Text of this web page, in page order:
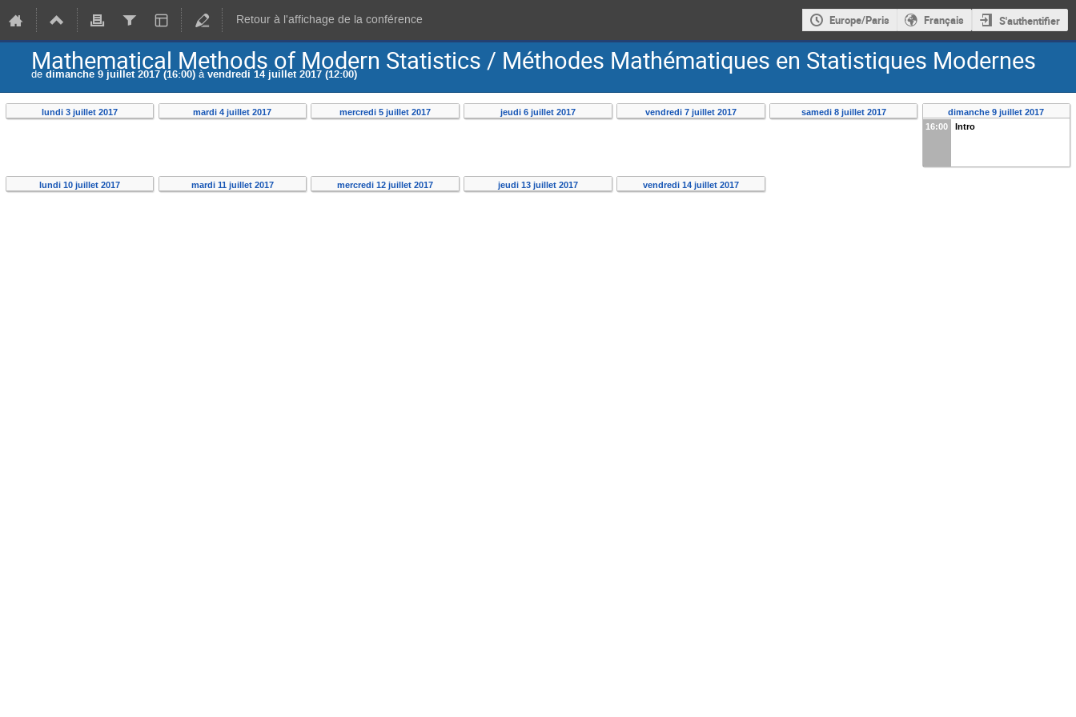
Retour à l'affichage de la conférence Europe/Paris Français S'authentifier
Mathematical Methods of Modern Statistics / Méthodes Mathématiques en Statistiques Modernes
de dimanche 9 juillet 2017 (16:00) àvendredi 14 juillet 2017 (12:00)
lundi 3 juillet 2017 mardi 4 juillet 2017 mercredi 5 juillet 2017 jeudi 6 juillet 2017 vendredi 7 juillet 2017 samedi 8 juillet 2017
dimanche 9 juillet 2017
16:00
Intro
lundi 10 juillet 2017 mardi 11 juillet 2017 mercredi 12 juillet 2017 jeudi 13 juillet 2017 vendredi 14 juillet 2017